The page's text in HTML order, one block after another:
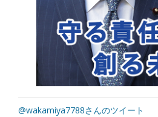
@wakamiya7788さんのツイート